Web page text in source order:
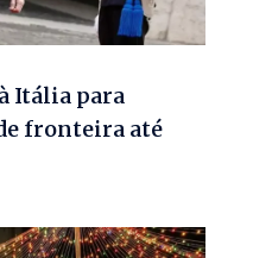
Itália para
fronteira até